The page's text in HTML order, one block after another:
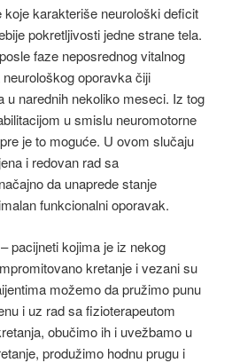
karakteriše neurološki deficit
pokretljivosti jedne strane tela.
faze neposrednog vitalnog
oporavka čiji
u narednih nekoliko meseci. Iz tog
u smislu neuromotorne
je to moguće. U ovom slučaju
i redovan rad sa
da unaprede stanje
funkcionalni oporavak.
pacijneti kojima je iz nekog
kretanje i vezani su
možemo da pružimo punu
i uz rad sa fizioterapeutom
obučimo ih i uvežbamo u
produžimo hodnu prugu i